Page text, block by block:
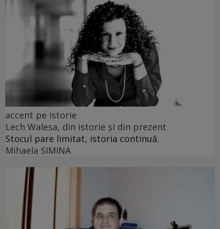
accent pe istorie
Lech Walesa, din istorie și din prezent
Stocul pare limitat, istoria continuă.
Mihaela SIMINA